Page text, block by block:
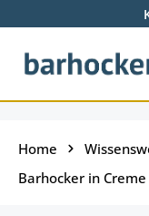
Zum Hauptinhalt
Home
Barhocker in Creme